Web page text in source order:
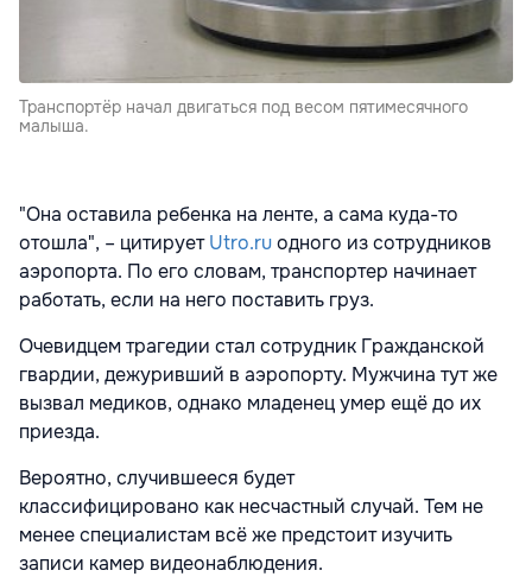
Транспортёр начал двигаться под весом пятимесячного
малыша.
"Она оставила ребенка на ленте, а сама куда-то
отошла", – цитируетUtro.ruодного из сотрудников
аэропорта. По его словам, транспортер начинает
работать, если на него поставить груз.
Очевидцем трагедии стал сотрудник Гражданской
гвардии, дежуривший в аэропорту. Мужчина тут же
вызвал медиков, однако младенец умер ещё до их
приезда.
Вероятно, случившееся будет
классифицировано как несчастный случай. Тем не
менее специалистам всё же предстоит изучить
записи камер видеонаблюдения.